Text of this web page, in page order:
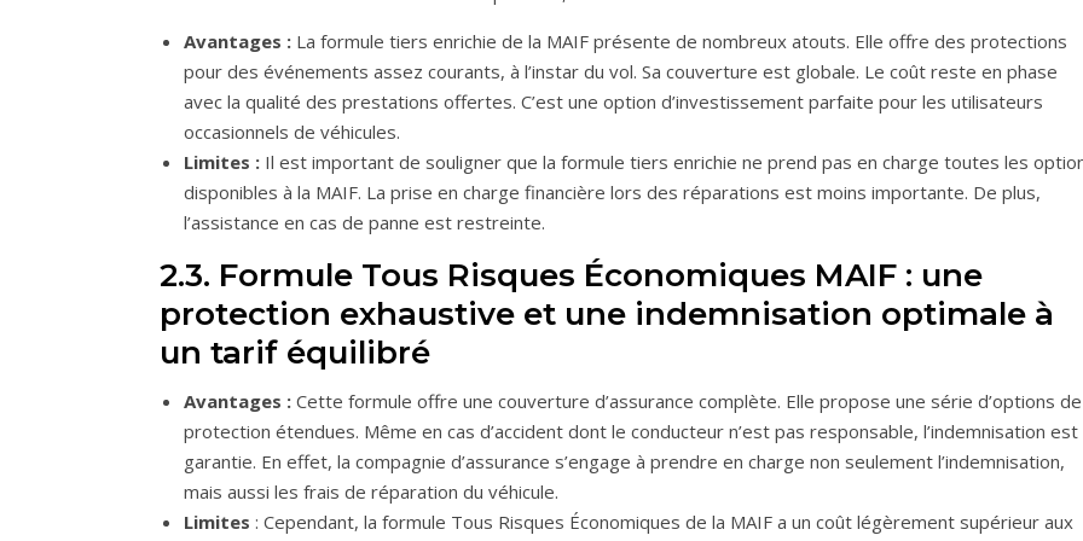
Avantages : La formule tiers enrichie de la MAIF présente de nombreux atouts. Elle offre des protections
pour des événements assez courants, à l’instar du vol. Sa couverture est globale. Le coût reste en phase
avec la qualité des prestations offertes. C’est une option d’investissement parfaite pour les utilisateurs
occasionnels de véhicules.
Limites : Il est important de souligner que la formule tiers enrichie ne prend pas en charge toutes les
disponibles à la MAIF. La prise en charge financière lors des réparations est moins importante. De plus,
l’assistance en cas de panne est restreinte.
2.3. Formule Tous Risques Économiques MAIF : une
protection exhaustive et une indemnisation optimale à
un tarif équilibré
Avantages : Cette formule offre une couverture d’assurance complète. Elle propose une série d’options de
protection étendues. Même en cas d’accident dont le conducteur n’est pas responsable, l’indemnisation est
garantie. En effet, la compagnie d’assurance s’engage à prendre en charge non seulement l’indemnisation,
mais aussi les frais de réparation du véhicule.
Limites : Cependant, la formule Tous Risques Économiques de la MAIF a un coût légèrement supérieur aux